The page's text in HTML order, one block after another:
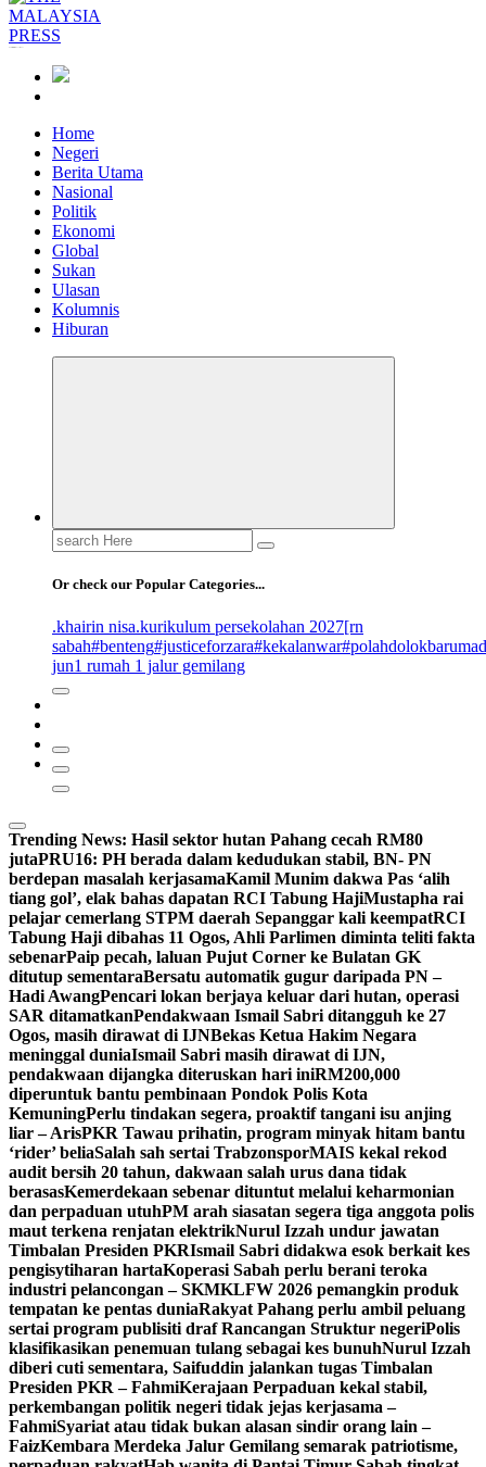
Home
Negeri
Berita Utama
Nasional
Politik
Ekonomi
Global
Sukan
Ulasan
Kolumnis
Hiburan
Search
for:
Or check our Popular Categories...
.khairin nisa.kurikulum persekolahan 2027[rn
sabah#benteng#justiceforzara#kekalanwar
jun1 rumah 1 jalur gemilang
Trending News: Hasil sektor hutan Pahang cecah RM80
jutaPRU16: PH berada dalam kedudukan stabil, BN- PN
berdepan masalah kerjasamaKamil Munim dakwa Pas ‘alih
tiang gol’, elak bahas dapatan RCI Tabung HajiMustapha rai
pelajar cemerlang STPM daerah Sepanggar kali keempatRCI
Tabung Haji dibahas 11 Ogos, Ahli Parlimen diminta teliti fakta
sebenarPaip pecah, laluan Pujut Corner ke Bulatan GK
ditutup sementaraBersatu automatik gugur daripada PN –
Hadi AwangPencari lokan berjaya keluar dari hutan, operasi
SAR ditamatkanPendakwaan Ismail Sabri ditangguh ke 27
Ogos, masih dirawat di IJNBekas Ketua Hakim Negara
meninggal duniaIsmail Sabri masih dirawat di IJN,
pendakwaan dijangka diteruskan hari iniRM200,000
diperuntuk bantu pembinaan Pondok Polis Kota
KemuningPerlu tindakan segera, proaktif tangani isu anjing
liar – ArisPKR Tawau prihatin, program minyak hitam bantu
‘rider’ beliaSalah sah sertai TrabzonsporMAIS kekal rekod
audit bersih 20 tahun, dakwaan salah urus dana tidak
berasasKemerdekaan sebenar dituntut melalui keharmonian
dan perpaduan utuhPM arah siasatan segera tiga anggota polis
maut terkena renjatan elektrikNurul Izzah undur jawatan
Timbalan Presiden PKRIsmail Sabri didakwa esok berkait kes
pengisytiharan hartaKoperasi Sabah perlu berani teroka
industri pelancongan – SKMKLFW 2026 pemangkin produk
tempatan ke pentas duniaRakyat Pahang perlu ambil peluang
sertai program publisiti draf Rancangan Struktur negeriPolis
klasifikasikan penemuan tulang sebagai kes bunuhNurul Izzah
diberi cuti sementara, Saifuddin jalankan tugas Timbalan
Presiden PKR – FahmiKerajaan Perpaduan kekal stabil,
perkembangan politik negeri tidak jejas kerjasama –
FahmiSyariat atau tidak bukan alasan sindir orang lain –
FaizKembara Merdeka Jalur Gemilang semarak patriotisme,